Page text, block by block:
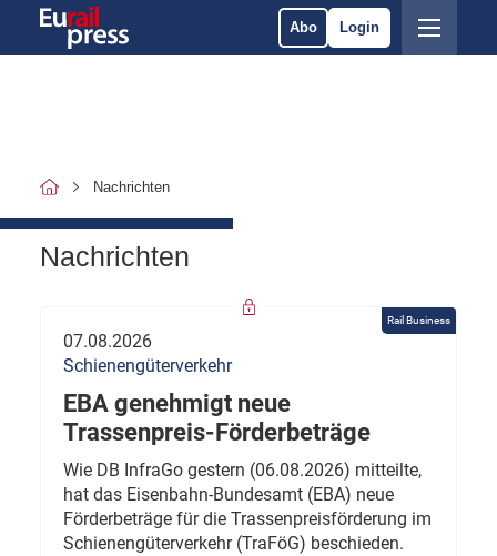
Abo Login
Nachrichten
Nachrichten
Rail Business
07.08.2026
Schienengüterverkehr
EBA genehmigt neue
Trassenpreis-Förderbeträge
Wie DB InfraGo gestern (06.08.2026) mitteilte,
hat das Eisenbahn-Bundesamt (EBA) neue
Förderbeträge für die Trassenpreisförderung im
Schienengüterverkehr (TraFöG) beschieden.